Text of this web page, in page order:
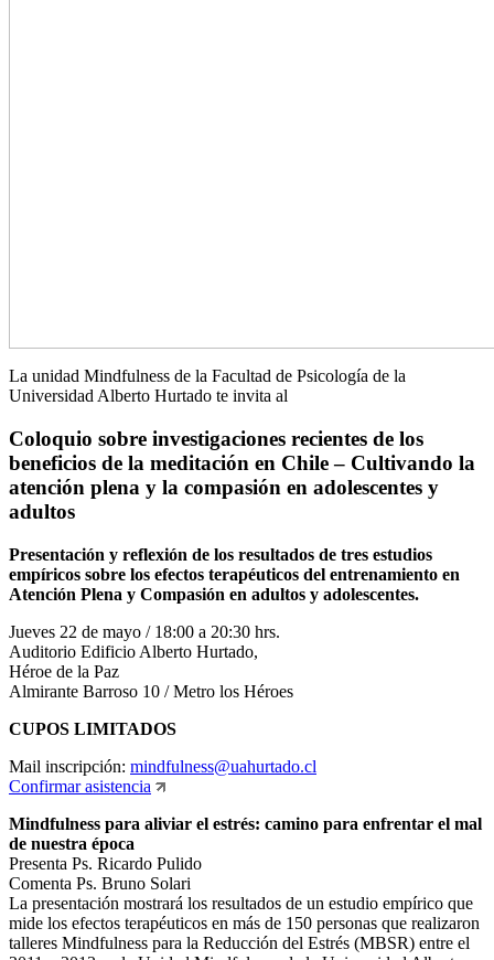
La unidad Mindfulness de la Facultad de Psicología de la
Universidad Alberto Hurtado te invita al
Coloquio sobre investigaciones recientes de los
beneficios de la meditación en Chile – Cultivando la
atención plena y la compasión en adolescentes y
adultos
Presentación y reflexión de los resultados de tres estudios
empíricos sobre los efectos terapéuticos del entrenamiento en
Atención Plena y Compasión en adultos y adolescentes.
Jueves 22 de mayo / 18:00 a 20:30 hrs.
Auditorio Edificio Alberto Hurtado,
Héroe de la Paz
Almirante Barroso 10 / Metro los Héroes
CUPOS LIMITADOS
Mail inscripción: mindfulness@uahurtado.cl
Confirmar asistencia
Mindfulness para aliviar el estrés: camino para enfrentar el mal
de nuestra época
Presenta Ps. Ricardo Pulido
Comenta Ps. Bruno Solari
La presentación mostrará los resultados de un estudio empírico que
mide los efectos terapéuticos en más de 150 personas que realizaron
talleres Mindfulness para la Reducción del Estrés (MBSR) entre el